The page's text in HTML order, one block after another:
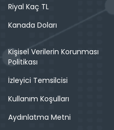
Riyal Kaç TL
Kanada Doları
Kişisel Verilerin Korunması
Politikası
İzleyici Temsilcisi
Kullanım Koşulları
Aydınlatma Metni